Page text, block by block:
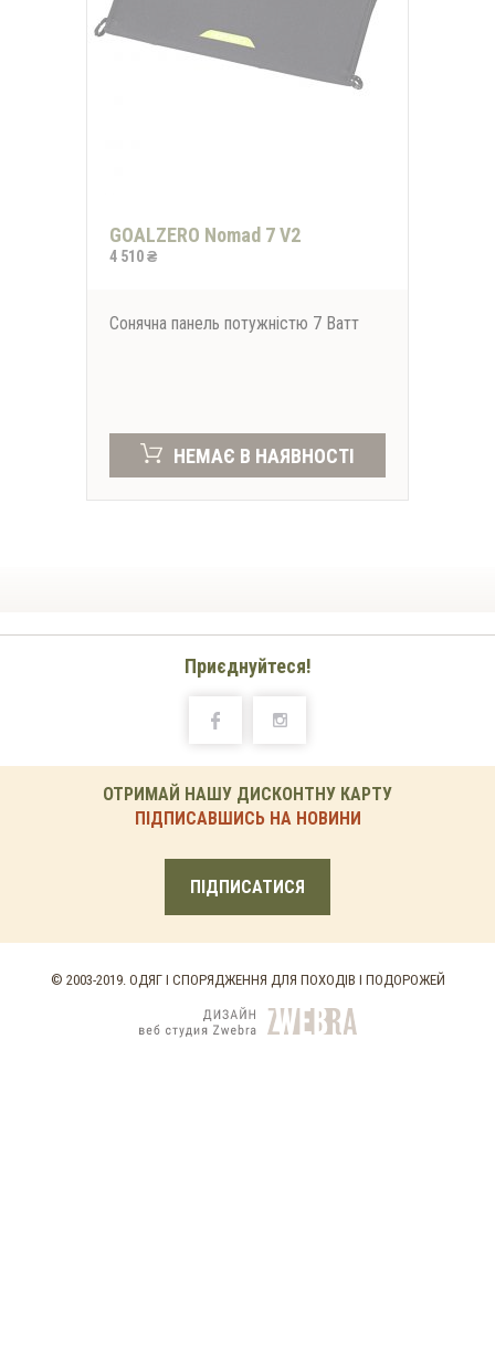
GOALZERO Nomad 7 V2
4 510 ₴
Сонячна панель потужністю 7 Ватт
НЕМАЄ В НАЯВНОСТІ
Приєднуйтеся!
ОТРИМАЙ НАШУ ДИСКОНТНУ КАРТУ
ПІДПИСАВШИСЬ НА НОВИНИ
ПІДПИСАТИСЯ
© 2003-2019. ОДЯГ І СПОРЯДЖЕННЯ ДЛЯ ПОХОДІВ І ПОДОРОЖЕЙ